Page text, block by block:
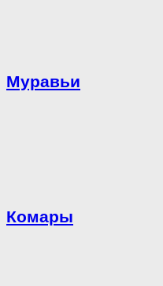
Муравьи
Комары